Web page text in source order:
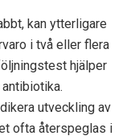
kan ytterligare
i två eller flera
hjälper
utveckling av
ofta återspeglas i